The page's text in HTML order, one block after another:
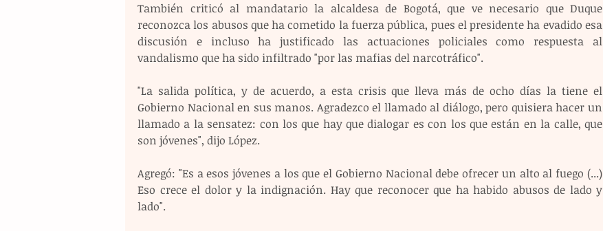
También criticó al mandatario la alcaldesa de Bogotá, que ve necesario que Duque
reconozca los abusos que ha cometido la fuerza pública, pues el presidente ha evadido esa
discusión e incluso ha justificado las actuaciones policiales como respuesta al
vandalismo que ha sido infiltrado "por las mafias del narcotráfico".
"La salida política, y de acuerdo, a esta crisis que lleva más de ocho días la tiene el
Gobierno Nacional en sus manos. Agradezco el llamado al diálogo, pero quisiera hacer un
llamado a la sensatez: con los que hay que dialogar es con los que están en la calle, que
son jóvenes", dijo López.
Agregó: "Es a esos jóvenes a los que el Gobierno Nacional debe ofrecer un alto al fuego (...)
Eso crece el dolor y la indignación. Hay que reconocer que ha habido abusos de lado y
lado".